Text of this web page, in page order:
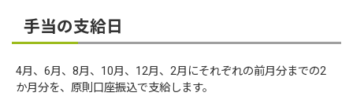
手当の支給日
4月、6月、8月、10月、12月、2月にそれぞれの前月分までの2
か月分を、原則口座振込で支給します。